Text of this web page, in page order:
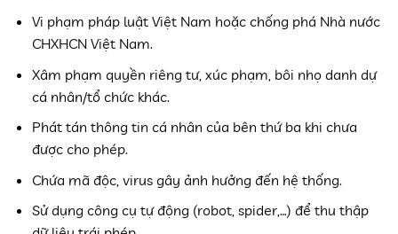
Vi phạm pháp luật Việt Nam hoặc chống phá Nhà nước
CHXHCN Việt Nam.
Xâm phạm quyền riêng tư, xúc phạm, bôi nhọ danh dự
cá nhân/tổ chức khác.
Phát tán thông tin cá nhân của bên thứ ba khi chưa
được cho phép.
Chứa mã độc, virus gây ảnh hưởng đến hệ thống.
Sử dụng công cụ tự động (robot, spider,…) để thu thập